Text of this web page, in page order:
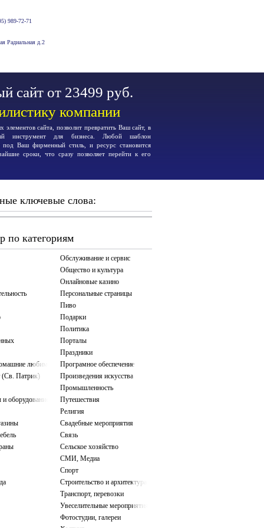
989-72-71
Радиальная д.2
сайт от 23499 руб.
компании
элементов сайта, позволит превратить Ваш сайт, в
инструмент для бизнеса. Любой шаблон
под Ваш фирменный стиль, и ресурс становится
сроки, что сразу позволяет перейти к его
ключевые слова:
по категориям
любимцы
(Св. Патрик)
оборудование
Обслуживание и сервис
Общество и культура
Онлайновые казино
Персональные страницы
Пиво
Подарки
Политика
Порталы
Праздники
Програмное обеспечение
Произведения искусства
Промышленность
Путешествия
Религия
Свадебные мероприятия
Связь
Сельское хозяйство
СМИ, Медиа
Спорт
Строительство и архитектура
Транспорт, перевозки
Увеселительные мероприятия
Фотостудии, галереи